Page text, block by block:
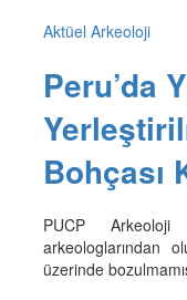
Aktüel Arkeoloji
Peru’da
Bohçası
PUCP Arkeoloji
arkeologlarından
üzerinde